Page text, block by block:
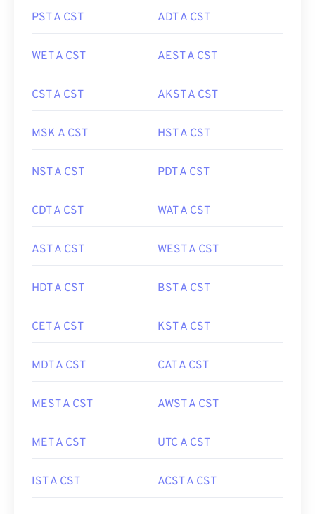
PST A CST ADT A CST
WET A CST AEST A CST
CST A CST AKST A CST
MSK A CST HST A CST
NST A CST PDT A CST
CDT A CST WAT A CST
AST A CST WEST A CST
HDT A CST BST A CST
CET A CST KST A CST
MDT A CST CAT A CST
MEST A CST AWST A CST
MET A CST UTC A CST
IST A CST ACST A CST